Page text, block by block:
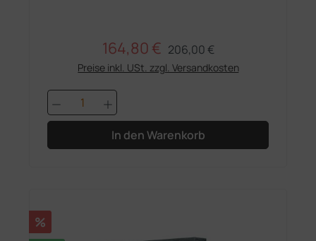
Verkaufspreis:
164,80 € Regulärer Preis:
206,00 €
Preise inkl. USt. zzgl. Versandkosten
Produkt Anzahl: Gib den
In den Warenkorb
Rabatt
%